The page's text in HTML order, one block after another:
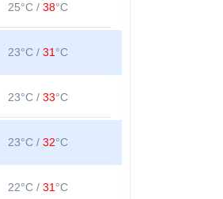
25°C /38°C
23°C /31 °C
23°C /33°C
23°C /32°C
22°C /31 °C